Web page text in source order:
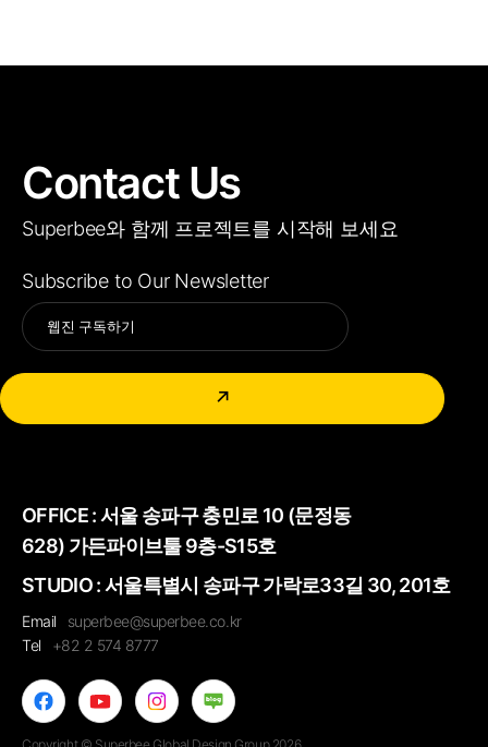
Contact Us
Superbee와 함께 프로젝트를 시작해 보세요
Subscribe to Our Newsletter
↗
Alternative:
OFFICE :서울 송파구 충민로 10 (문정동
628) 가든파이브툴 9층-S15호
STUDIO : 서울특별시 송파구 가락로33길 30, 201호
Email
superbee@superbee.co.kr
Tel
+82 2 574 8777